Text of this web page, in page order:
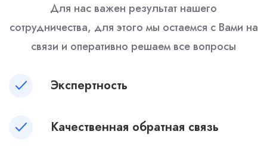
Для нас важен результат нашего
сотрудничества, для этого мы остаемся с Вами на
связи и оперативно решаем все вопросы
Экспертность
Качественная обратная связь